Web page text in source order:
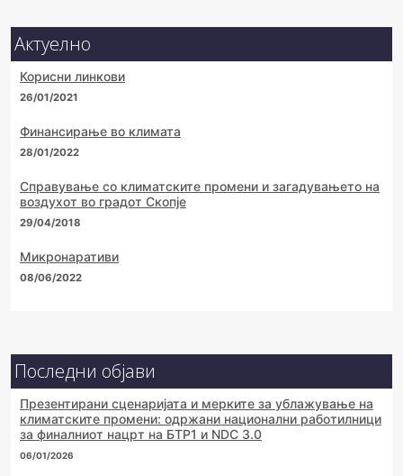
Актуелно
Корисни линкови
26/01/2021
Финансирање во климата
28/01/2022
Справување со климатските промени и загадувањето на
воздухот во градот Скопје
29/04/2018
Микронаративи
08/06/2022
Последни објави
Презентирани сценаријата и мерките за ублажување на
климатските промени: одржани национални работилници
за финалниот нацрт на БТР1 и NDC 3.0
06/01/2026